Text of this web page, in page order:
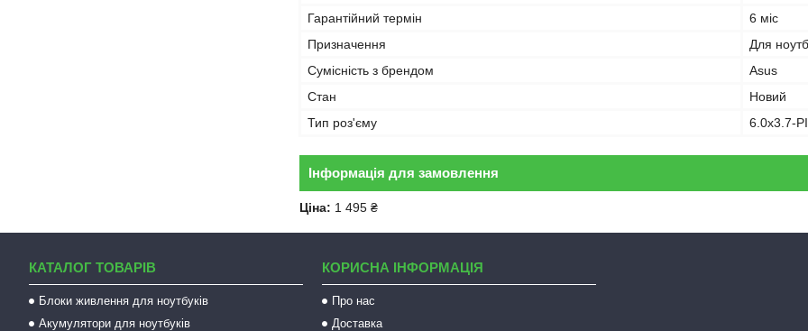
Гарантійний термін
6 міс
Призначення
Для
Сумісність з брендом
Asus
Стан
Новий
Тип роз'єму
6.0х3.7-
Інформація для замовлення
Ціна: 1 495 ₴
КАТАЛОГ ТОВАРІВ
Блоки живлення для ноутбуків
Акумулятори для ноутбуків
КОРИСНА ІНФОРМАЦІЯ
Про нас
Доставка